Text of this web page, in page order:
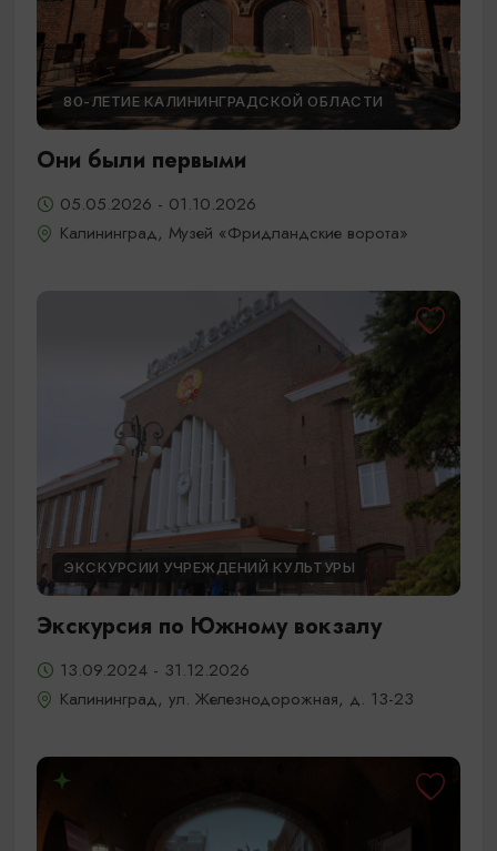
80-ЛЕТИЕ КАЛИНИНГРАДСКОЙ ОБЛАСТИ
Они были первыми
05.05.2026 - 01.10.2026
Калининград, Музей «Фридландские ворота»
ЭКСКУРСИИ УЧРЕЖДЕНИЙ КУЛЬТУРЫ
Экскурсия по Южному вокзалу
13.09.2024 - 31.12.2026
Калининград, ул. Железнодорожная, д. 13-23